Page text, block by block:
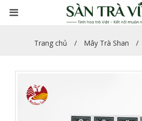
Trang chủ Mây Trà Shan